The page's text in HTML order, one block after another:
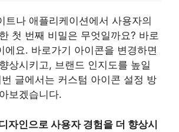
트나 애플리케이션에서 사용자의
첫 번째 비밀은 무엇일까요? 바로
에요. 바로가기 아이콘을 변경하면
상시키고, 브랜드 인지도를 높일
글에서는 커스텀 아이콘 설정 방
보겠습니다.
자인으로 사용자 경험을 더 향상시